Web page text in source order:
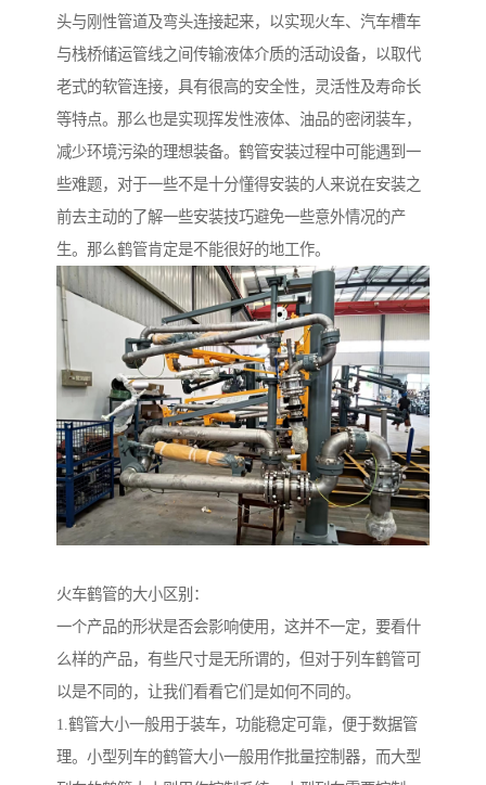
头与刚性管道及弯头连接起来，以实现火车、汽车槽车
与栈桥储运管线之间传输液体介质的活动设备，以取代
老式的软管连接，具有很高的安全性，灵活性及寿命长
等特点。那么也是实现挥发性液体、油品的密闭装车，
减少环境污染的理想装备。鹤管安装过程中可能遇到一
些难题，对于一些不是十分懂得安装的人来说在安装之
前去主动的了解一些安装技巧避免一些意外情况的产
生。那么鹤管肯定是不能很好的地工作。
火车鹤管的大小区别：
一个产品的形状是否会影响使用，这并不一定，要看什
么样的产品，有些尺寸是无所谓的，但对于列车鹤管可
以是不同的，让我们看看它们是如何不同的。
1.鹤管大小一般用于装车，功能稳定可靠，便于数据管
理。小型列车的鹤管大小一般用作批量控制器，而大型